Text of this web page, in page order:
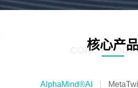
核心产
CORE
AlphaMind®AI